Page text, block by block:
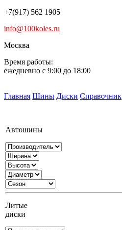
+7(917) 562 1905
info@100koles.ru
Москва
Время работы:
ежедневно с 9:00 до 18:00
Главная Шины Диски Справочник
Автошины
Литые
диски